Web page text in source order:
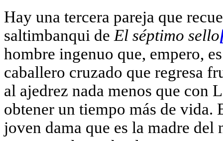
Hay una tercera pareja que
saltimbanqui de El séptimo sello
hombre ingenuo que, empero,
caballero cruzado que regresa
al ajedrez nada menos que con
obtener un tiempo más de vida.
joven dama que es la madre